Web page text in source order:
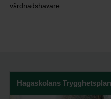
vårdnadshavare.
Hagaskolans Trygghetsplan